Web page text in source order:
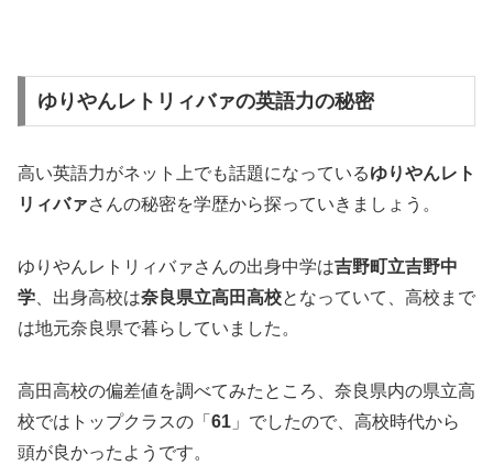
ゆりやんレトリィバァの英語力の秘密
高い英語力がネット上でも話題になっているゆりやんレト
リィバァさんの秘密を学歴から探っていきましょう。
ゆりやんレトリィバァさんの出身中学は吉野町立吉野中
学 、出身高校は奈良県立高田高校となっていて、高校まで
は地元奈良県で暮らしていました。
高田高校の偏差値を調べてみたところ、奈良県内の県立高
校ではトップクラスの「 61 」でしたので、高校時代から
頭が良かったようです。